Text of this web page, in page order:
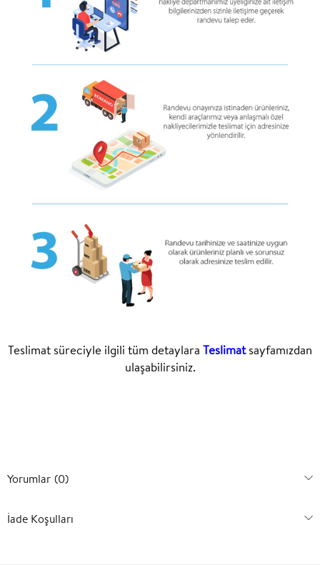
Teslimat süreciyle ilgili tüm detaylara Teslimatsayfamızdan
ulaşabilirsiniz.
Yorumlar (0)
İade Koşulları